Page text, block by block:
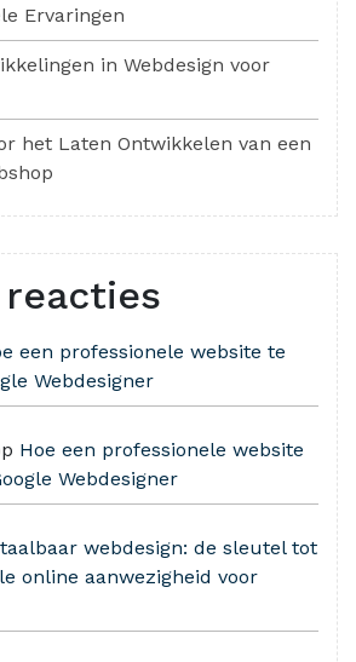
Ervaringen
in Webdesign voor
het Laten Ontwikkelen van een
een professionele website te
Webdesigner
Hoe een professionele website
Webdesigner
webdesign: de sleutel tot
online aanwezigheid voor